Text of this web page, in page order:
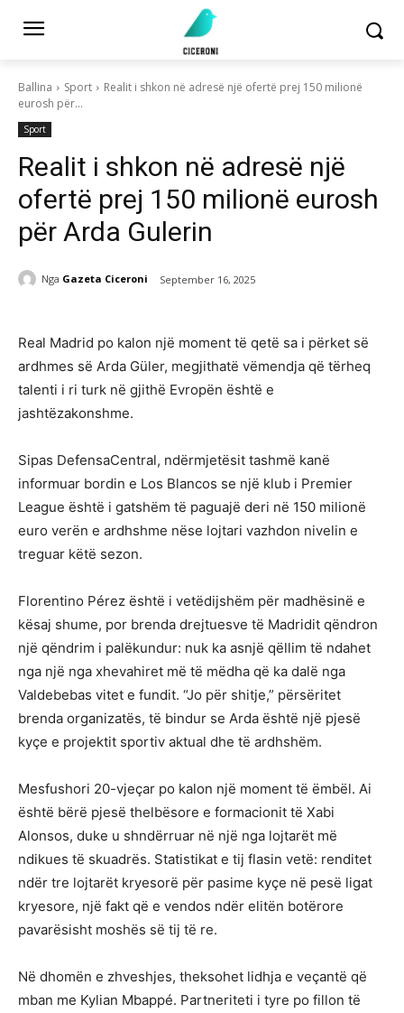
Ballina Sport
Realit i shkon në adresë një ofertë prej 150 milionë
eurosh për...
Sport
Realit i shkon në adresë një
ofertë prej 150 milionë eurosh
për Arda Gulerin
Nga Gazeta Ciceroni September 16, 2025
Real Madrid po kalon një moment të qetë sa i përket së
ardhmes së Arda Güler, megjithatë vëmendja që tërheq
talenti i ri turk në gjithë Evropën është e
jashtëzakonshme.
Sipas DefensaCentral, ndërmjetësit tashmë kanë
informuar bordin e Los Blancos se një klub i Premier
League është i gatshëm të paguajë deri në 150 milionë
euro verën e ardhshme nëse lojtari vazhdon nivelin e
treguar këtë sezon.
Florentino Pérez është i vetëdijshëm për madhësinë e
kësaj shume, por brenda drejtuesve të Madridit qëndron
një qëndrim i palëkundur: nuk ka asnjë qëllim të ndahet
nga një nga xhevahiret më të mëdha që ka dalë nga
Valdebebas vitet e fundit. “Jo për shitje,” përsëritet
brenda organizatës, të bindur se Arda është një pjesë
kyçe e projektit sportiv aktual dhe të ardhshëm.
Mesfushori 20-vjeçar po kalon një moment të ëmbël. Ai
është bërë pjesë thelbësore e formacionit të Xabi
Alonsos, duke u shndërruar në një nga lojtarët më
ndikues të skuadrës. Statistikat e tij flasin vetë: renditet
ndër tre lojtarët kryesorë për pasime kyçe në pesë ligat
kryesore, një fakt që e vendos ndër elitën botërore
pavarësisht moshës së tij të re.
Në dhomën e zhveshjes, theksohet lidhja e veçantë që
mban me Kylian Mbappé. Partneriteti i tyre po fillon të